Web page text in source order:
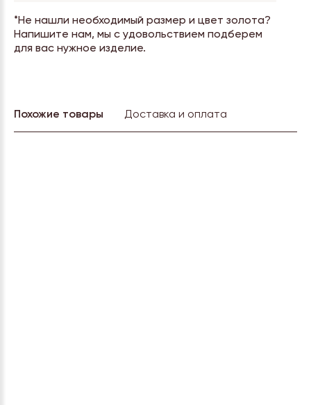
*Не нашли необходимый размер и цвет золота?
Напишите нам, мы с удовольствием подберем
для вас нужное изделие.
Похожие товары Доставка и оплата